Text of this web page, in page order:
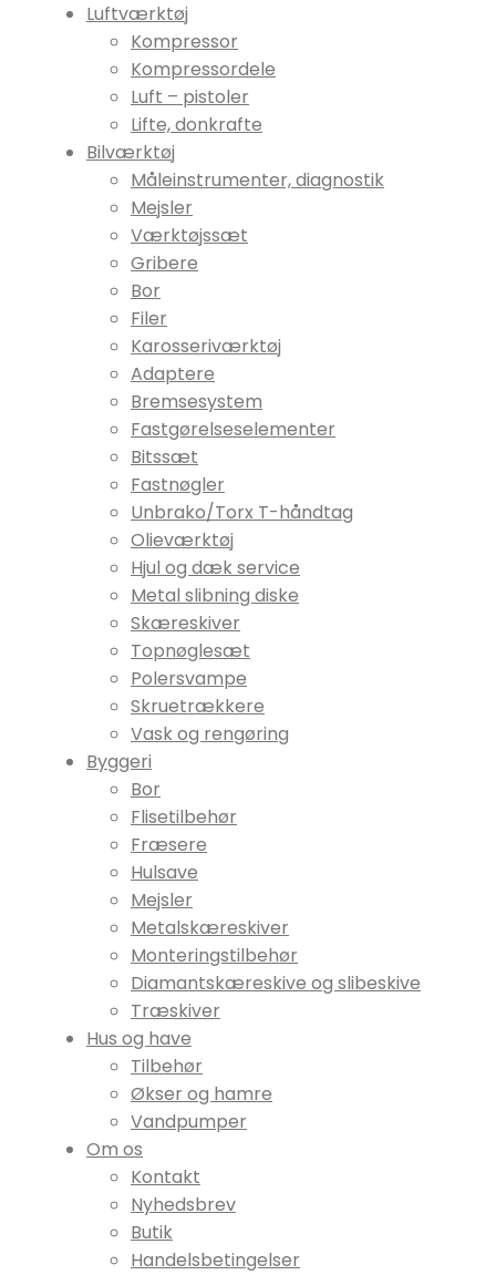
Luftværktøj
Kompressor
Kompressordele
Luft – pistoler
Lifte, donkrafte
Bilværktøj
Måleinstrumenter, diagnostik
Mejsler
Værktøjssæt
Gribere
Bor
Filer
Karosseriværktøj
Adaptere
Bremsesystem
Fastgørelseselementer
Bitssæt
Fastnøgler
Unbrako/Torx T-håndtag
Olieværktøj
Hjul og dæk service
Metal slibning diske
Skæreskiver
Topnøglesæt
Polersvampe
Skruetrækkere
Vask og rengøring
Byggeri
Bor
Flisetilbehør
Fræsere
Hulsave
Mejsler
Metalskæreskiver
Monteringstilbehør
Diamantskæreskive og slibeskive
Træskiver
Hus og have
Tilbehør
Økser og hamre
Vandpumper
Om os
Kontakt
Nyhedsbrev
Butik
Handelsbetingelser